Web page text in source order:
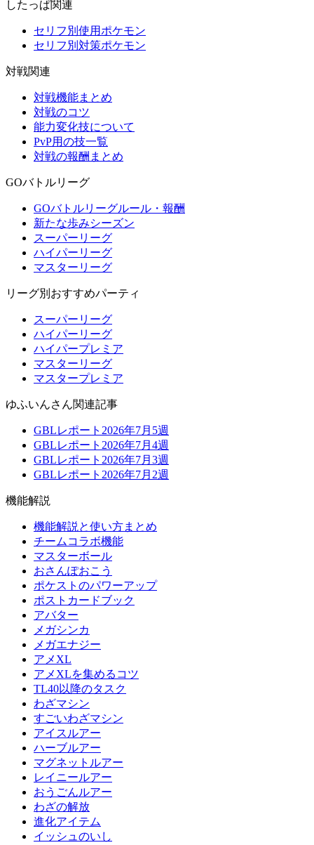
したっぱ関連
セリフ別使用ポケモン
セリフ別対策ポケモン
対戦関連
対戦機能まとめ
対戦のコツ
能力変化技について
PvP用の技一覧
対戦の報酬まとめ
GOバトルリーグ
GOバトルリーグルール・報酬
新たな歩みシーズン
スーパーリーグ
ハイパーリーグ
マスターリーグ
リーグ別おすすめパーティ
スーパーリーグ
ハイパーリーグ
ハイパープレミア
マスターリーグ
マスタープレミア
ゆふいんさん関連記事
GBLレポート2026年7月5週
GBLレポート2026年7月4週
GBLレポート2026年7月3週
GBLレポート2026年7月2週
機能解説
機能解説と使い方まとめ
チームコラボ機能
マスターボール
おさんぽおこう
ポケストのパワーアップ
ポストカードブック
アバター
メガシンカ
メガエナジー
アメXL
アメXLを集めるコツ
TL40以降のタスク
わざマシン
すごいわざマシン
アイスルアー
ハーブルアー
マグネットルアー
レイニールアー
おうごんルアー
わざの解放
進化アイテム
イッシュのいし